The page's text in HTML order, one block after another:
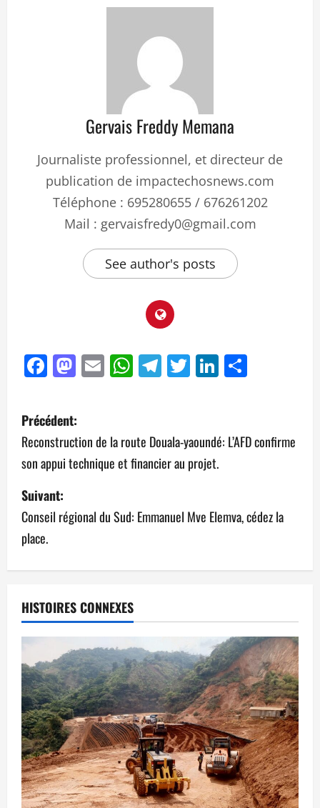
Gervais Freddy Memana
Journaliste professionnel, et directeur de
publication de impactechosnews.com
Téléphone : 695280655 / 676261202
Mail : gervaisfredy0@gmail.com
See author's posts
Facebook
Mastodon
EmailWhatsApp
Telegram
TwitterLinkedIn
Précédent:
Reconstruction de la route Douala-yaoundé: L’AFD confirme
son appui technique et financier au projet.
Suivant:
Conseil régional du Sud: Emmanuel Mve Elemva, cédez la
place.
HISTOIRES CONNEXES